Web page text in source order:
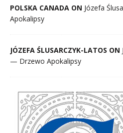
POLSKA CANADA ON Józefa
Apokalipsy
JÓZEFA ŚLUSARCZYK-LATOS ON
— Drzewo Apokalipsy